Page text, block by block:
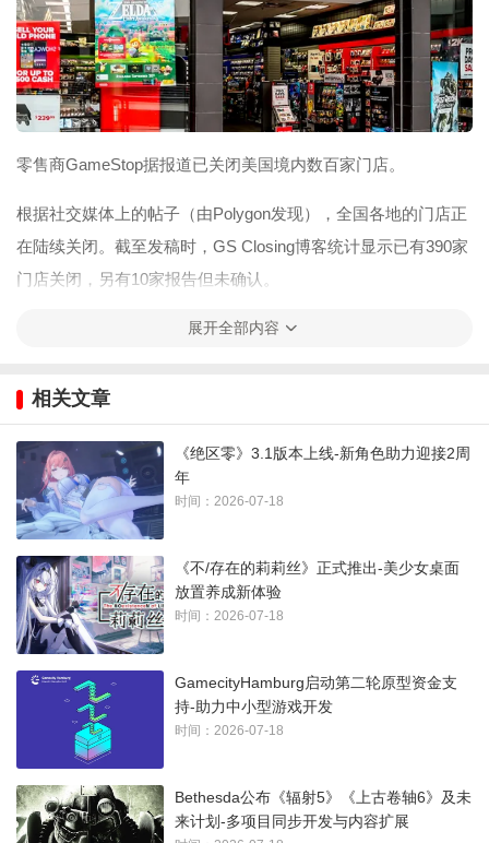
零售商GameStop据报道已关闭美国境内数百家门店。
根据社交媒体上的帖子（由Polygon发现），全国各地的门店正
在陆续关闭。截至发稿时，GS Closing博客统计显示已有390家
门店关闭，另有10家报告但未确认。
此外，据RNZ报道，公司计划关闭其新西兰子公司EB
员工发送邮件，表示该提议“尚未最终确定”，且“在与受影响团
队成员进行充分且诚信的协商过程完成之前，不会做出任何决
定”。
根据GameStop截至2025年2月的10-K年度报告，公司在新西兰
拥有38家门店。
该报告中，零售商向投资者透露，2024财年已关闭美国590家门
店；公司还预计“2025财年将关闭大量额外门店”。
此次裁员不仅影响美国和新西兰。
近年来，GameStop已关闭爱尔兰、瑞士、奥地利和德国的业
务。公司还出售了意大利子公司，目前正寻求法国和加拿大业
务的买家。
尽管业务大幅收缩，GameStop宣布为CEO Ryan Cohen设立一
展开全部内容
相关文章
《绝区零》3.1版本上线-新角色助力迎接2周
年
时间：2026-07-18
《不/存在的莉莉丝》正式推出-美少女桌面
放置养成新体验
时间：2026-07-18
GamecityHamburg启动第二轮原型资金支
持-助力中小型游戏开发
时间：2026-07-18
Bethesda公布《辐射5》《上古卷轴6》及未
来计划-多项目同步开发与内容扩展